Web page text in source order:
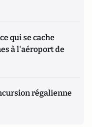
qui se cache
à l'aéroport de
régalienne